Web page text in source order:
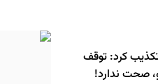
کرد: توقف
صحت ندارد!